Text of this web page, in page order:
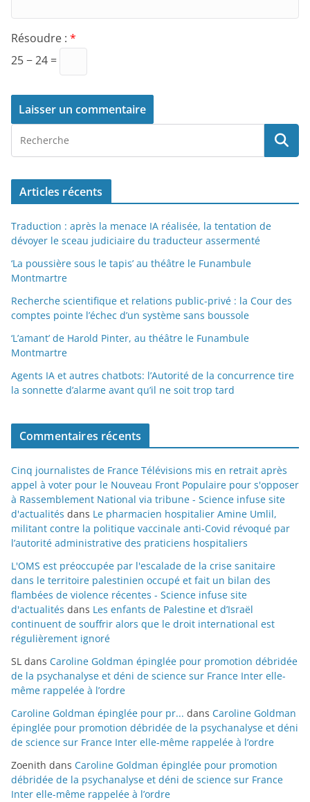
Résoudre : *
25 − 24 =
Articles récents
Traduction : après la menace IA réalisée, la tentation de
dévoyer le sceau judiciaire du traducteur assermenté
‘La poussière sous le tapis’ au théâtre le Funambule
Montmartre
Recherche scientifique et relations public-privé : la Cour des
comptes pointe l’échec d’un système sans boussole
‘L’amant’ de Harold Pinter, au théâtre le Funambule
Montmartre
Agents IA et autres chatbots: l’Autorité de la concurrence tire
la sonnette d’alarme avant qu’il ne soit trop tard
Commentaires récents
Cinq journalistes de France Télévisions mis en retrait après
appel à voter pour le Nouveau Front Populaire pour s'opposer
à Rassemblement National via tribune - Science infuse site
d'actualités dans Le pharmacien hospitalier Amine Umlil,
militant contre la politique vaccinale anti-Covid révoqué par
l’autorité administrative des praticiens hospitaliers
L'OMS est préoccupée par l'escalade de la crise sanitaire
dans le territoire palestinien occupé et fait un bilan des
flambées de violence récentes - Science infuse site
d'actualités dans Les enfants de Palestine et d’Israël
continuent de souffrir alors que le droit international est
régulièrement ignoré
SL dans Caroline Goldman épinglée pour promotion débridée
de la psychanalyse et déni de science sur France Inter elle-
même rappelée à l’ordre
Caroline Goldman épinglée pour pr... dans Caroline Goldman
épinglée pour promotion débridée de la psychanalyse et déni
de science sur France Inter elle-même rappelée à l’ordre
Zoenith dans Caroline Goldman épinglée pour promotion
débridée de la psychanalyse et déni de science sur France
Inter elle-même rappelée à l’ordre